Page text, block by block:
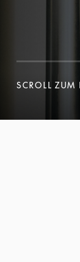
SCROLL ZUM